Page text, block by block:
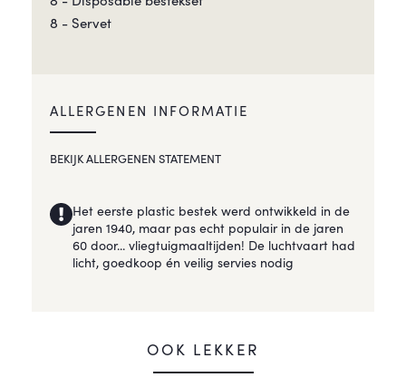
8 - Servet
ALLERGENEN INFORMATIE
BEKIJK ALLERGENEN STATEMENT
Het eerste plastic bestek werd ontwikkeld in de
jaren 1940, maar pas echt populair in de jaren
60 door... vliegtuigmaaltijden! De luchtvaart had
licht, goedkoop én veilig servies nodig
OOK LEKKER